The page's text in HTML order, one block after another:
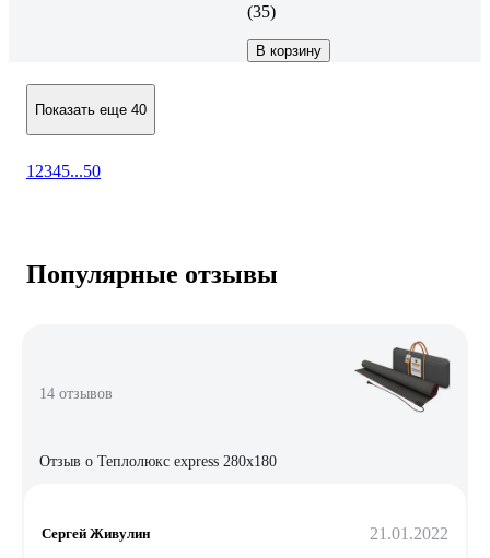
(35)
В корзину
Показать еще 40
1 2345...50
Популярные отзывы
14 отзывов
Отзыв о Теплолюкс express 280х180
Сергей Живулин 21.01.2022